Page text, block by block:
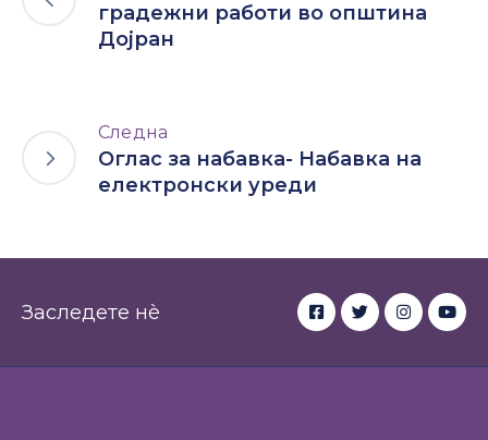
градежни работи во општина
Дојран
Следна
Оглас за набавка- Набавка на
електронски уреди
Заследете нè